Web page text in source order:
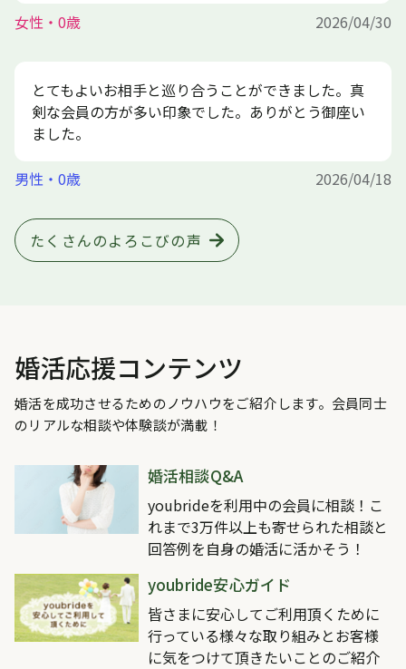
女性・0歳 2026/04/30
とてもよいお相手と巡り合うことができました。真
剣な会員の方が多い印象でした。ありがとう御座い
ました。
男性・0歳 2026/04/18
たくさんのよろこびの声
婚活応援コンテンツ
婚活を成功させるためのノウハウをご紹介します。会員同士
のリアルな相談や体験談が満載！
婚活相談Q&A
youbrideを利用中の会員に相談！こ
れまで3万件以上も寄せられた相談と
回答例を自身の婚活に活かそう！
youbride安心ガイド
皆さまに安心してご利用頂くために
行っている様々な取り組みとお客様
に気をつけて頂きたいことのご紹介